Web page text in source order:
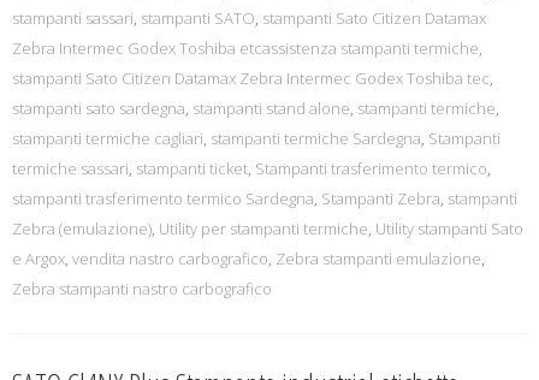
stampanti sassari, stampanti SATO, stampanti Sato Citizen Datamax
Zebra Intermec Godex Toshiba etcassistenza stampanti termiche,
stampanti Sato Citizen Datamax Zebra Intermec Godex Toshiba tec,
stampanti sato sardegna, stampanti stand alone, stampanti termiche,
stampanti termiche cagliari, stampanti termiche Sardegna, Stampanti
termiche sassari, stampanti ticket, Stampanti trasferimento termico,
stampanti trasferimento termico Sardegna, Stampanti Zebra, stampanti
Zebra (emulazione), Utility per stampanti termiche, Utility stampanti Sato
e Argox, vendita nastro carbografico, Zebra stampanti emulazione,
Zebra stampanti nastro carbografico